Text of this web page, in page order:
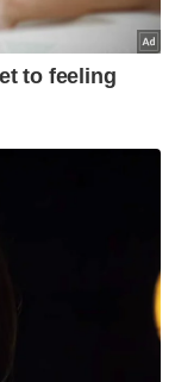
Akmal
risau kita
inilah yang
jawatan
jual dengan